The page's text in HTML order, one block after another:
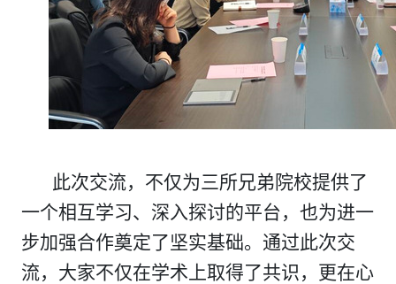
此次交流，不仅为三所兄弟院校提供了
一个相互学习、深入探讨的平台，也为进一
步加强合作奠定了坚实基础。通过此次交
流， 大家不仅在学术上取得了共识，更在心